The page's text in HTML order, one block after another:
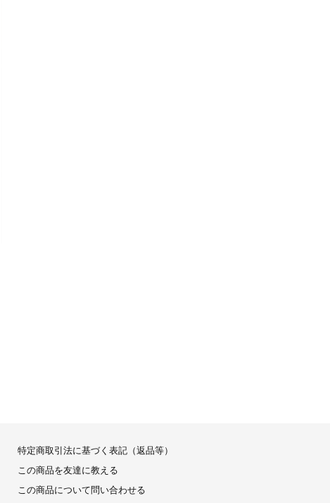
特定商取引法に基づく表記（返品等）
この商品を友達に教える
この商品について問い合わせる